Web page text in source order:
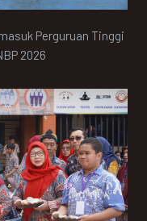
Perguruan Tinggi
2026